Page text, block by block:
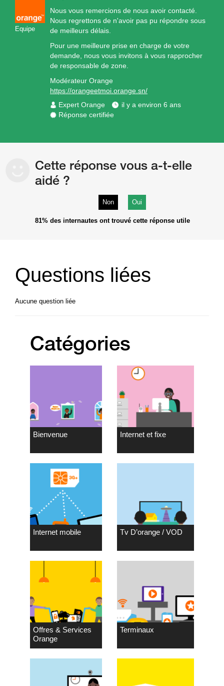
Equipe
Nous vous remercions de nous avoir contacté.
Nous regrettons de n'avoir pas pu répondre sous
de meilleurs délais.
Pour une meilleure prise en charge de votre
demande, nous vous invitons à vous rapprocher
de responsable de zone.
Modérateur Orange
https://orangeetmoi.orange.sn/
Expert Orange
il y a environ 6 ans
Réponse certifiée
Cette réponse vous a-t-elle
aidé ?
Non Oui
81% des internautes ont trouvé cette réponse utile
Questions liées
Aucune question liée
Catégories
Bienvenue Internet et fixe
Internet mobile Tv D’orange / VOD
Offres & Services
Orange
Terminaux